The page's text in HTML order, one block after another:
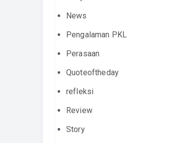
News
Pengalaman PKL
Perasaan
Quoteoftheday
refleksi
Review
Story